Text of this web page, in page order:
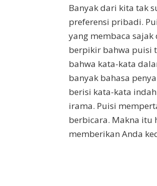
Banyak dari kita tak
preferensi pribadi.
yang membaca
berpikir bahwa puisi
bahwa kata-kata
banyak bahasa
berisi kata-kata
irama. Puisi
berbicara. Makna itu
memberikan Anda